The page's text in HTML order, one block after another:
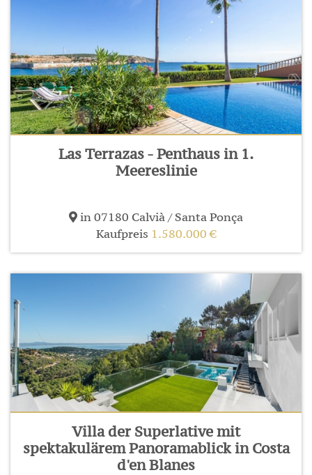
Las Terrazas - Penthaus in 1.
Meereslinie
in 07180 Calvià / Santa Ponça
Kaufpreis 1.580.000 €
Villa der Superlative mit
spektakulärem Panoramablick in Costa
d'en Blanes